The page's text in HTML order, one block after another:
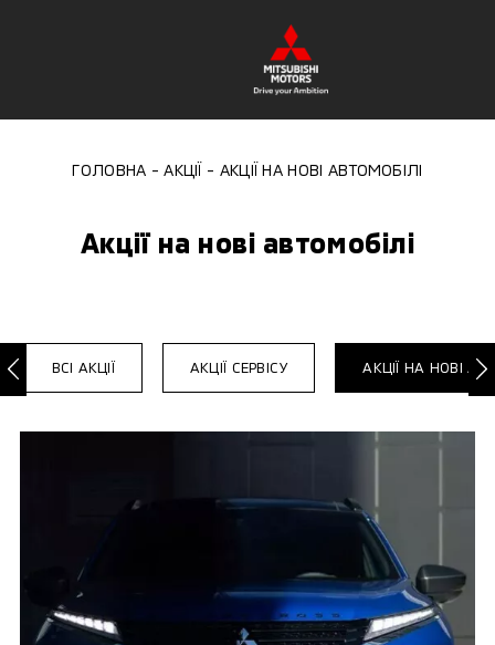
ГОЛОВНА АКЦІЇ АКЦІЇ НА НОВІ АВТОМОБІЛІ
Акції на нові автомобілі
ВСІ АКЦІЇ АКЦІЇ СЕРВІСУ АКЦІЇ НА НОВІ